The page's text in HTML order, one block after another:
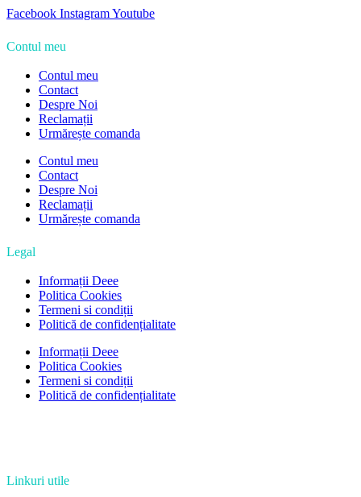
Facebook InstagramYoutube
Contul meu
Contul meu
Contact
Despre Noi
Reclamații
Urmărește comanda
Contul meu
Contact
Despre Noi
Reclamații
Urmărește comanda
Legal
Informații Deee
Politica Cookies
Termeni si condiții
Politică de confidențialitate
Informații Deee
Politica Cookies
Termeni si condiții
Politică de confidențialitate
Linkuri utile